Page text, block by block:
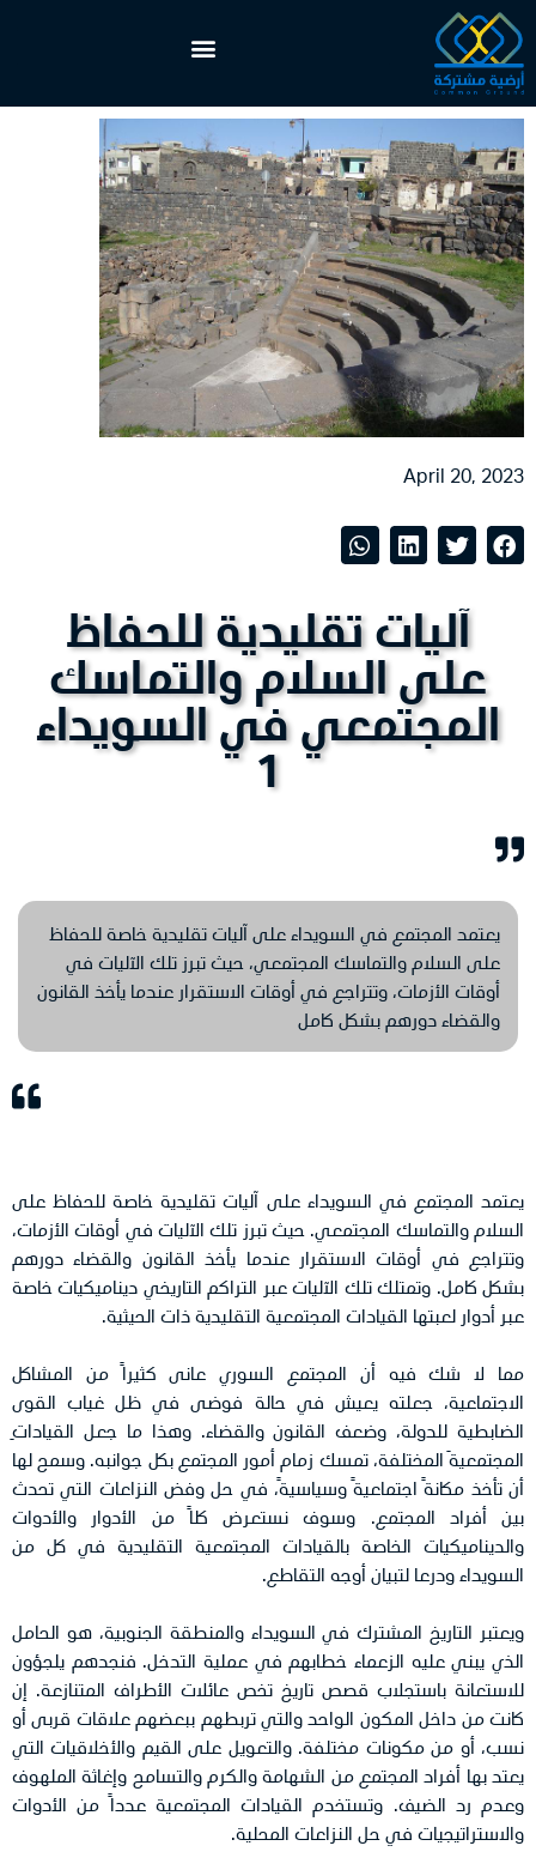
April 20, 2023
آليات تقليدية للحفاظ
على السلام والتماسك
المجتمعي في السويداء
1
يعتمد المجتمع في السويداء على آليات تقليدية خاصة للحفاظ
على السلام والتماسك المجتمعي، حيث تبرز تلك الآليات في
أوقات الأزمات، وتتراجع في أوقات الاستقرار عندما يأخذ القانون
والقضاء دورهم بشكل كامل
يعتمد المجتمع في السويداء على آليات تقليدية خاصة للحفاظ على
السلام والتماسك المجتمعي. حيث تبرز تلك الآليات في أوقات الأزمات،
وتتراجع في أوقات الاستقرار عندما يأخذ القانون والقضاء دورهم
بشكل كامل. وتمتلك تلك الآليات عبر التراكم التاريخي ديناميكيات خاصة
عبر أدوار لعبتها القيادات المجتمعية التقليدية ذات الحيثية.
مما لا شك فيه أن المجتمع السوري عانى كثيراً من المشاكل
الاجتماعية، جعلته يعيش في حالة فوضى في ظل غياب القوى
الضابطية للدولة، وضعف القانون والقضاء. وهذا ما جعل القياداتِ
المجتمعيةَ المختلفة، تمسك زمام أمور المجتمع بكل جوانبه. وسمح لها
أن تأخذ مكانةً اجتماعيةً وسياسيةً، في حل وفض النزاعات التي تحدث
بين أفراد المجتمع. وسوف نستعرض كلاً من الأدوار والأدوات
والديناميكيات الخاصة بالقيادات المجتمعية التقليدية في كل من
السويداء ودرعا لتبيان أوجه التقاطع.
ويعتبر التاريخ المشترك في السويداء والمنطقة الجنوبية، هو الحامل
الذي يبني عليه الزعماء خطابهم في عملية التدخل. فنجدهم يلجؤون
للاستعانة باستجلاب قصص تاريخ تخص عائلات الأطراف المتنازعة. إن
كانت من داخل المكون الواحد والتي تربطهم ببعضهم علاقات قربى أو
نسب، أو من مكونات مختلفة. والتعويل على القيم والأخلاقيات التي
يعتد بها أفراد المجتمع من الشهامة والكرم والتسامح وإغاثة الملهوف
وعدم رد الضيف. وتستخدم القيادات المجتمعية عدداً من الأدوات
والاستراتيجيات في حل النزاعات المحلية.